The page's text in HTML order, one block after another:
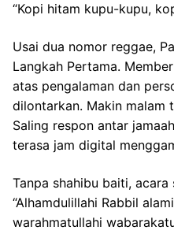
“Kopi hitam kupu-kupu,
Usai dua nomor reggae,
Langkah Pertama.
atas pengalaman dan
dilontarkan. Makin malam
Saling respon antar
terasa jam digital
Tanpa shahibu baiti,
“Alhamdulillahi Rabbil
warahmatullahi